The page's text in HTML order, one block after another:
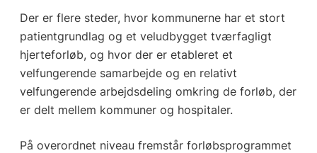
Der er flere steder, hvor kommunerne har et stort
patientgrundlag og et veludbygget tværfagligt
hjerteforløb, og hvor der er etableret et
velfungerende samarbejde og en relativt
velfungerende arbejdsdeling omkring de forløb, der
er delt mellem kommuner og hospitaler.
På overordnet niveau fremstår forløbsprogrammet